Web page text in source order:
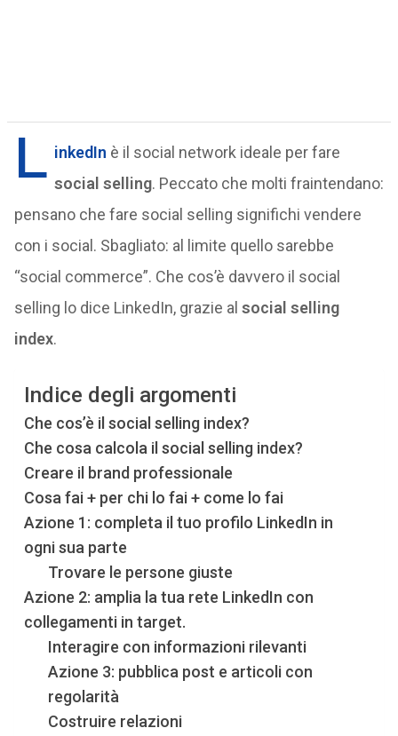
L inkedIn è il social network ideale per fare
social selling. Peccato che molti fraintendano:
pensano che fare social selling significhi vendere
con i social. Sbagliato: al limite quello sarebbe
“social commerce”. Che cos’è davvero il social
selling lo dice LinkedIn, grazie al social selling
index.
Indice degli argomenti
Che cos’è il social selling index?
Che cosa calcola il social selling index?
Creare il brand professionale
Cosa fai + per chi lo fai + come lo fai
Azione 1: completa il tuo profilo LinkedIn in
ogni sua parte
Trovare le persone giuste
Azione 2: amplia la tua rete LinkedIn con
collegamenti in target.
Interagire con informazioni rilevanti
Azione 3: pubblica post e articoli con
regolarità
Costruire relazioni